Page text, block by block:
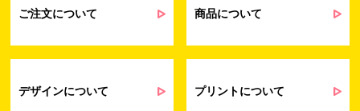
会員管理業務
るアンケート等の収集・分析・統計のため
せ業務に関するお取引先様との業務連絡や
契約・請求等の一連の手続きのため
提供するサービス（サポート業務を含む）
ご注文について 商品について
デザインについて プリントについて